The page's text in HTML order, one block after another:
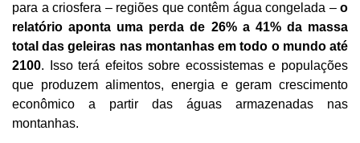
para a criosfera – regiões que contêm água congelada – o
relatório aponta uma perda de 26% a 41% da massa
total das geleiras nas montanhas em todo o mundo até
2100. Isso terá efeitos sobre ecossistemas e populações
que produzem alimentos, energia e geram crescimento
econômico a partir das águas armazenadas nas
montanhas.